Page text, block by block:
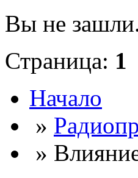
Вы не
Страница: 1
Начало
»
»